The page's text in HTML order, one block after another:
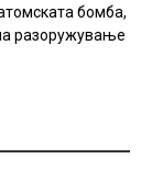
бомба,
разоружување